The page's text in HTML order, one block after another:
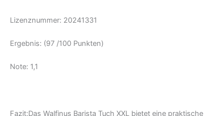
Lizenznummer: 20241331
Ergebnis: (97 /100 Punkten)
Note: 1,1
Fazit:Das Walfinus Barista Tuch XXL bietet eine praktische